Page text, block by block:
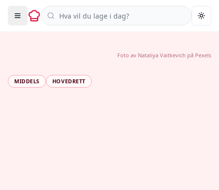
Søk i oppskrifter
MIDDELS HOVEDRETT
Foto av Nataliya Vaitkevich på Pexels